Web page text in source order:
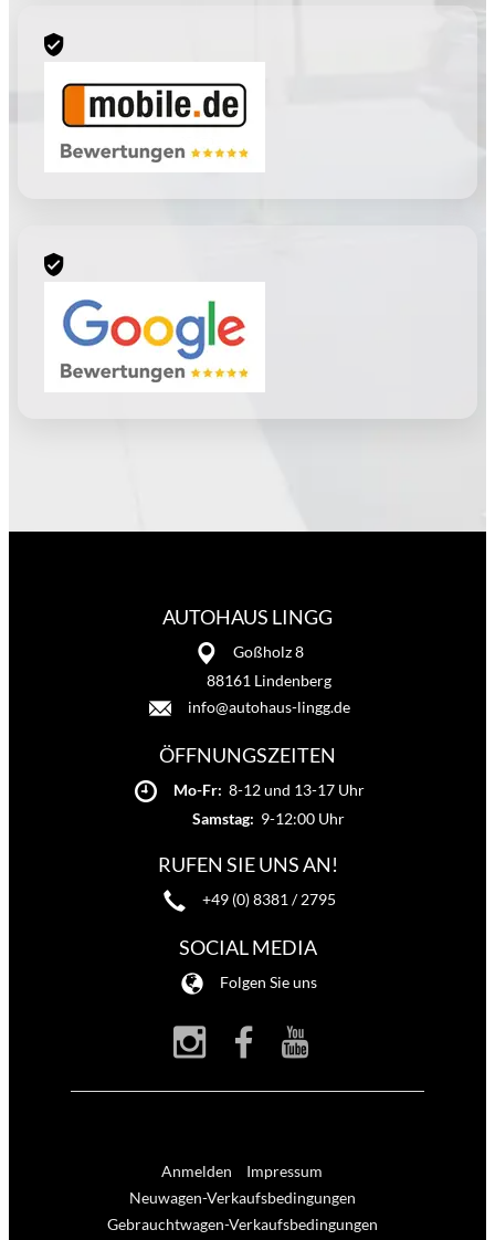
AUTOHAUS LINGG
Goßholz 8
88161 Lindenberg
info@autohaus-lingg.de
ÖFFNUNGSZEITEN
Mo-Fr: 8-12 und 13-17 Uhr
Samstag: 9-12:00 Uhr
RUFEN SIE UNS AN!
+49 (0) 8381 / 2795
SOCIAL MEDIA
Folgen Sie uns
Anmelden
Impressum
Neuwagen-Verkaufsbedingungen
Gebrauchtwagen-Verkaufsbedingungen